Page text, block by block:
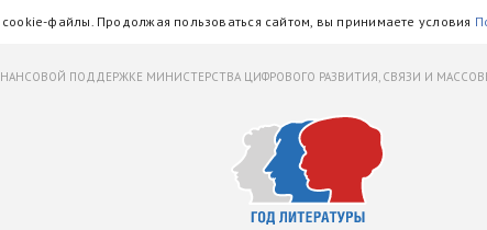
файлы. Продолжая пользоваться сайтом, вы принимаете условия
ПОДДЕРЖКЕ МИНИСТЕРСТВА ЦИФРОВОГО РАЗВИТИЯ, СВЯЗИ И